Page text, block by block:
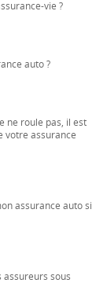
vie ?
auto ?
ne roule pas, il est
votre assurance
assurance auto si
assureurs sous